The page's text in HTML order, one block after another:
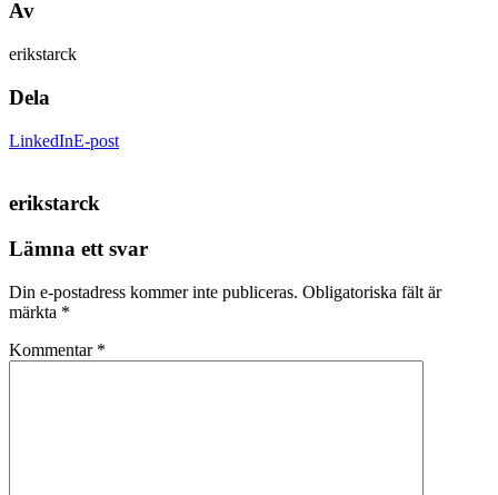
Av
erikstarck
Dela
LinkedInE-post
erikstarck
Lämna ett svar
Din e-postadress kommer inte publiceras. Obligatoriska fält är
märkta *
Kommentar *